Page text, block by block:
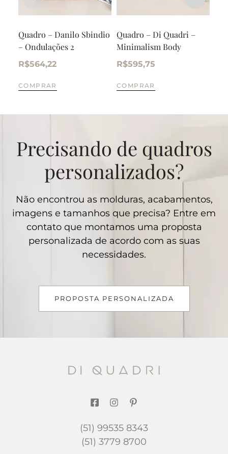
Quadro – Danilo Sbindio
– Ondulações 2
R$564,22
COMPRAR
Quadro – Di Quadri –
Minimalism Body
R$595,75
COMPRAR
Precisando de quadros
personalizados?
Não encontrou as molduras, acabamentos,
imagens e tamanhos que precisa? Entre em
contato que montamos uma proposta
personalizada de acordo com as suas
necessidades.
PROPOSTA PERSONALIZADA
(51) 99535 8343
(51) 3779 8700